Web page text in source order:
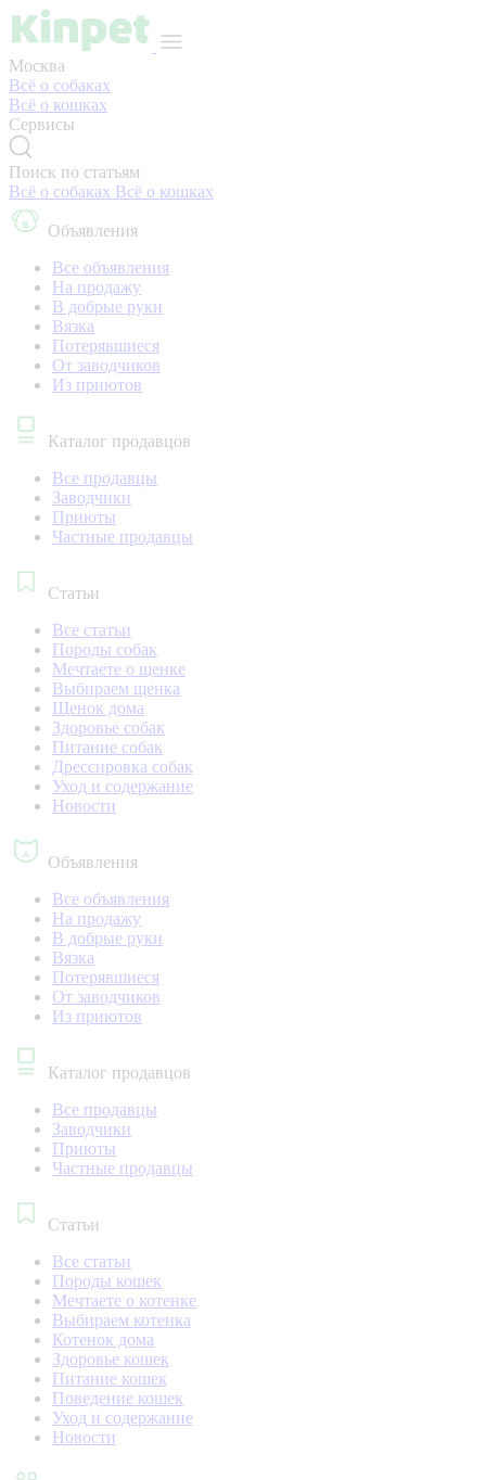
Москва
Всё о собаках
Всё о кошках
Сервисы
Поиск по статьям
Всё о собаках Всё о кошках
Объявления
Все объявления
На продажу
В добрые руки
Вязка
Потерявшиеся
От заводчиков
Из приютов
Каталог продавцов
Все продавцы
Заводчики
Приюты
Частные продавцы
Статьи
Все статьи
Породы собак
Мечтаете о щенке
Выбираем щенка
Щенок дома
Здоровье собак
Питание собак
Дрессировка собак
Уход и содержание
Новости
Объявления
Все объявления
На продажу
В добрые руки
Вязка
Потерявшиеся
От заводчиков
Из приютов
Каталог продавцов
Все продавцы
Заводчики
Приюты
Частные продавцы
Статьи
Все статьи
Породы кошек
Мечтаете о котенке
Выбираем котенка
Котенок дома
Здоровье кошек
Питание кошек
Поведение кошек
Уход и содержание
Новости